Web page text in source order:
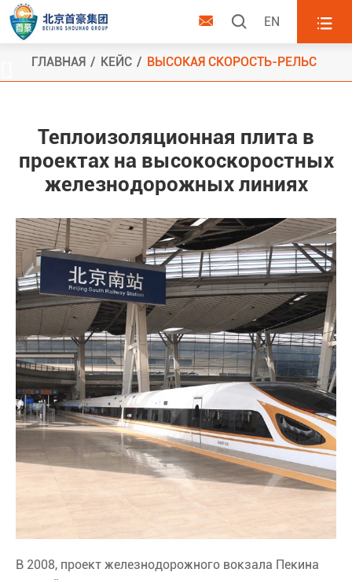
  EN 
ГЛАВНАЯ КЕЙС ВЫСОКАЯ СКОРОСТЬ-РЕЛЬС
Теплоизоляционная плита в
проектах на высокоскоростных
железнодорожных линиях
В 2008, проект железнодорожного вокзала Пекина